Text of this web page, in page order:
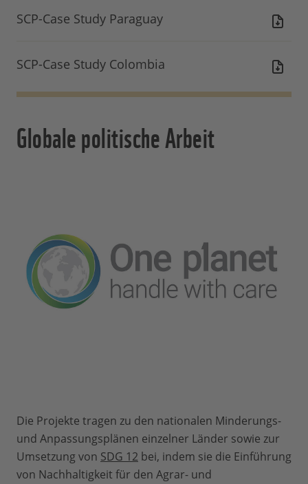
SCP-Case Study Paraguay
SCP-Case Study Colombia
Globale politische Arbeit
Die Projekte tragen zu den nationalen Minderungs-
und Anpassungsplänen einzelner Länder sowie zur
Umsetzung von SDG 12 bei, indem sie die Einführung
von Nachhaltigkeit für den Agrar- und